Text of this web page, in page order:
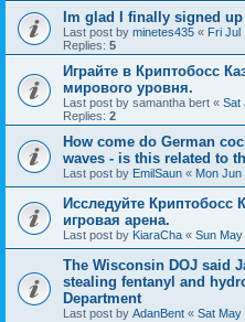
Im glad I finally signed up
Last post by minetes435 « Fri Jul
Replies: 5
Играйте в Криптобосс
мирового уровня.
Last post by samantha bert « Sat
Replies: 2
How come do German
waves - is this related to
Last post by EmilSaun « Mon Jun
Исследуйте Криптобосс
игровая арена.
Last post by KiaraCha « Sun
The Wisconsin DOJ said
stealing fentanyl and
Department
Last post by AdanBent « Sat May